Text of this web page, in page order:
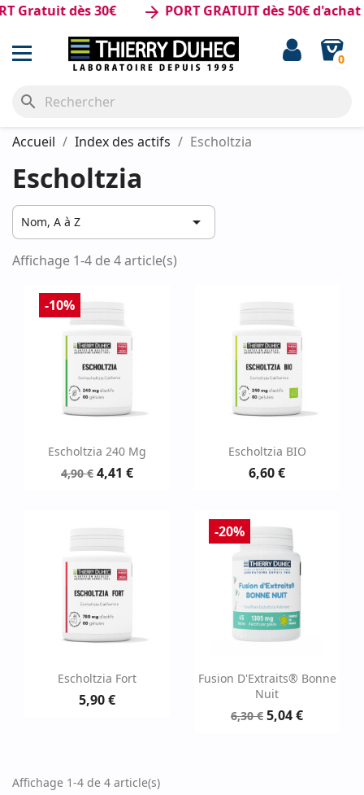
Gratuit dès 30€ arrow_forwardPORT GRATUIT dès 50€ d'achat
0
search
Accueil Index des actifs Escholtzia
Escholtzia
Nom, A à Z 
Affichage 1-4 de 4 article(s)
Escholtzia 240 Mg
4,90 € 4,41 €
-10%
Escholtzia BIO
6,60 €
Escholtzia Fort
5,90 €
Fusion D'Extraits® Bonne
Nuit
6,30 € 5,04 €
-20%
Affichage 1-4 de 4 article(s)